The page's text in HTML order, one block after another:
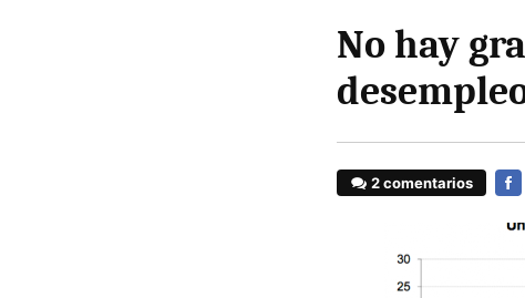
No hay
2 comentarios